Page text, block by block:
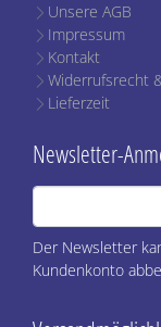
Unsere AGB
Impressum
Kontakt
Widerrufsrecht
Lieferzeit
Newsletter-
Der Newsletter
Kundenkonto